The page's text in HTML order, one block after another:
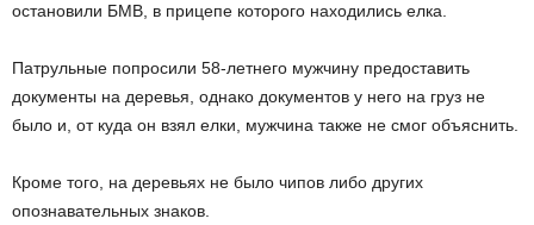
остановили БМВ, в прицепе которого находились елка.
Патрульные попросили 58-летнего мужчину предоставить
документы на деревья, однако документов у него на груз не
было и, от куда он взял елки, мужчина также не смог объяснить.
Кроме того, на деревьях не было чипов либо других
опознавательных знаков.